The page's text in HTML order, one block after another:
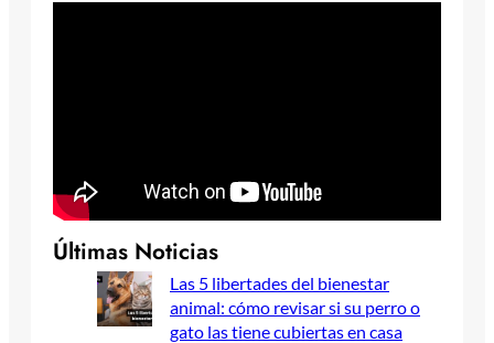
Últimas Noticias
Las 5 libertades del bienestar
animal: cómo revisar si su perro o
gato las tiene cubiertas en casa